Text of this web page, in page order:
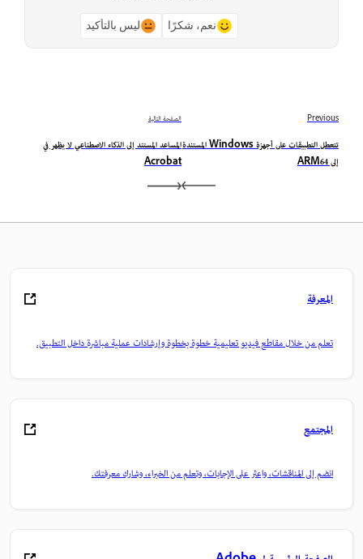
نعم، شكرًا ليس بالتأكيد
Previous
تتعطل التطبيقات على أجهزة Windows المستندة
إلى ARM64
الصفحة التالية
المساعد المستند إلى الذكاء الاصطناعي لا يظهر في
Acrobat
المعرفة
تعلم من خلال مقاطع فيديو تعليمية خطوة بخطوة وإرشادات عملية مباشرة داخل التطبيق.
المجتمع
انضم إلى المناقشات، واعثر على الإجابات، وتعلم من الخبراء، وشارك معرفتك.